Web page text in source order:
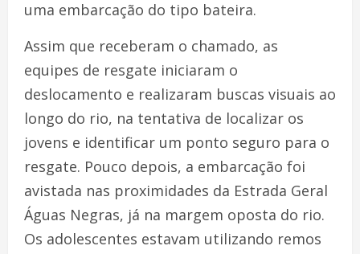
uma embarcação do tipo bateira.
Assim que receberam o chamado, as
equipes de resgate iniciaram o
deslocamento e realizaram buscas visuais ao
longo do rio, na tentativa de localizar os
jovens e identificar um ponto seguro para o
resgate. Pouco depois, a embarcação foi
avistada nas proximidades da Estrada Geral
Águas Negras, já na margem oposta do rio.
Os adolescentes estavam utilizando remos